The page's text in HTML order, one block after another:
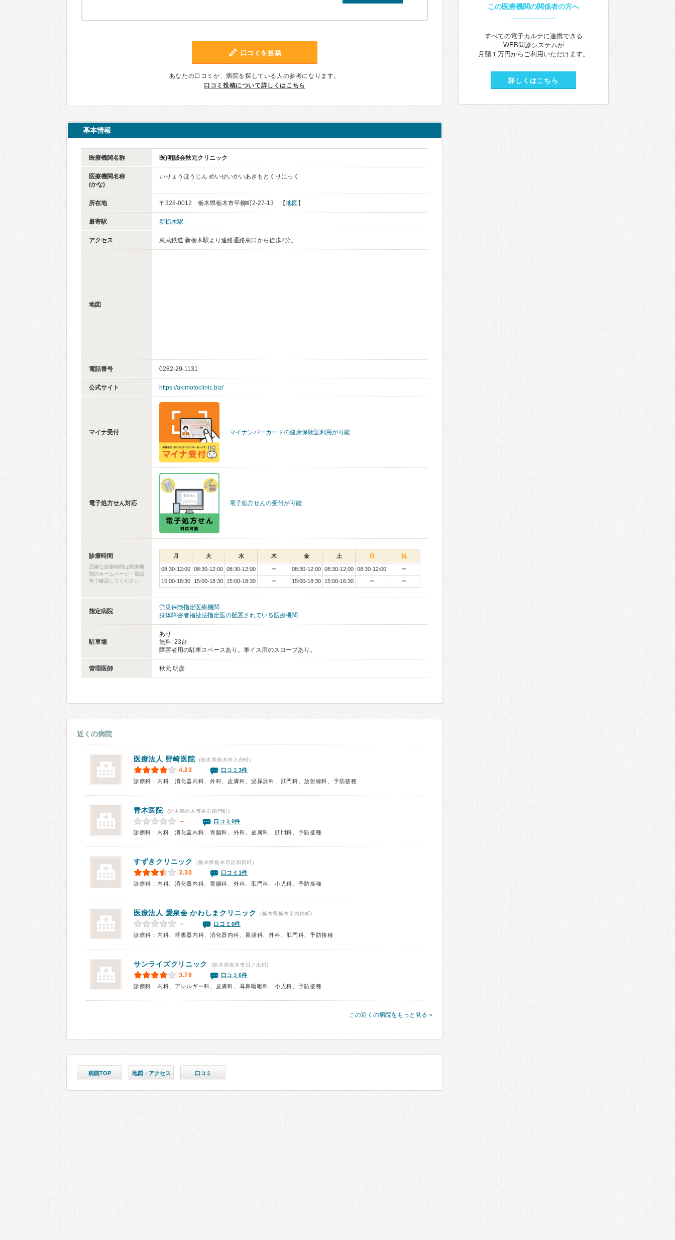
口コミを投稿
あなたの口コミが、病院を探している人の参考になります。
口コミ投稿について詳しくはこちら
基本情報
医療機関名称 医)明誠会秋元クリニック
医療機関名称
(かな)
いりょうほうじん めいせいかいあきもとくりにっく
所在地 〒328-0012 栃木県栃木市平柳町2-27-13 【地図 】
最寄駅 新栃木駅
アクセス 東武鉄道 新栃木駅より連絡通路東口から徒歩2分。
地図
電話番号 0282-29-1131
公式サイト https://akimotoclinic.biz/
マイナ受付 マイナンバーカードの健康保険証利用が可能
電子処方せん対応 電子処方せんの受付が可能
診療時間
正確な診療時間は医療機
関のホームページ・電話
等で確認してください
月 火 水 木 金 土 日 祝
08:30-12:00 08:30-12:00 08:30-12:00 ー 08:30-12:00 08:30-12:00 08:30-12:00
ー
15:00-18:30
15:00-18:30 15:00-18:30 ー 15:00-18:30 15:00-16:30 ー ー
指定病院
労災保険指定医療機関
身体障害者福祉法指定医の配置されている医療機関
駐車場
あり
無料: 23台
障害者用の駐車スペースあり。車イス用のスロープあり。
管理医師 秋元 明彦
近くの病院
医療法人 野崎医院 (栃木県栃木市入舟町)
4.23
口コミ3件
診療科：内科、消化器内科、外科、皮膚科、泌尿器科、肛門科、放射線科、予防接種
青木医院 (栃木県栃木市嘉右衛門町)
－
口コミ0件
診療科：内科、消化器内科、胃腸科、外科、皮膚科、肛門科、予防接種
すずきクリニック (栃木県栃木市沼和田町)
3.30
口コミ1件
診療科：内科、消化器内科、胃腸科、外科、肛門科、小児科、予防接種
医療法人 愛泉会 かわしまクリニック (栃木県栃木市城内町)
－
口コミ0件
診療科：内科、呼吸器内科、消化器内科、胃腸科、外科、肛門科、予防接種
サンライズクリニック (栃木県栃木市日ノ出町)
3.78
口コミ6件
診療科：内科、アレルギー科、皮膚科、耳鼻咽喉科、小児科、予防接種
この近くの病院をもっと見る »
病院TOP 地図・アクセス 口コミ
この医療機関の関係者の方へ
すべての電子カルテに連携できる
WEB問診システムが
月額１万円からご利用いただけます。
詳しくはこちら